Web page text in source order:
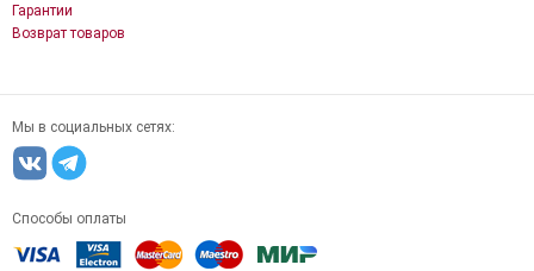
Гарантии
Возврат товаров
Мы в социальных сетях:
Способы оплаты